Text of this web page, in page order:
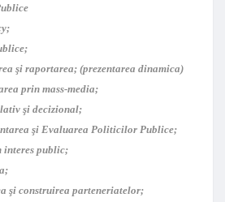
şi raportarea; (prezentarea dinamica)
prin mass-media;
şi decizional;
şi Evaluarea Politicilor Publice;
public;
şi construirea parteneriatelor;